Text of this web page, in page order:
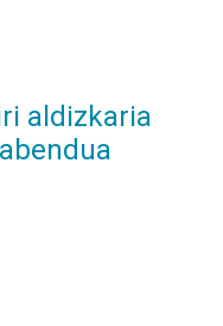
aldizkaria